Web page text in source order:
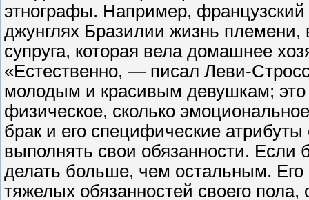
этнографы. Например,
джунглях Бразилии жизнь
супруга, которая вела домашнее
«Естественно, — писал Леви-
молодым и красивым девушкам; это
физическое, сколько
брак и его специфические
выполнять свои обязанности.
делать больше, чем остальным.
тяжелых обязанностей своего